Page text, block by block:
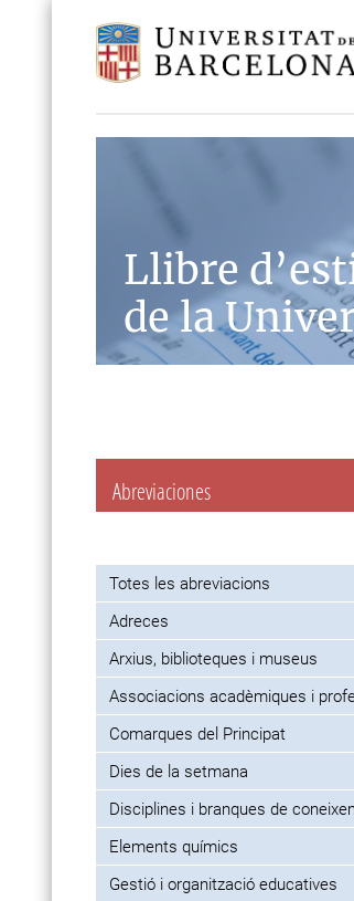
Llibre
de la
Abreviaciones
Totes les abreviacions
Adreces
Arxius, biblioteques i museus
Associacions acadèmiques i
Comarques del Principat
Dies de la setmana
Disciplines i branques de
Elements químics
Gestió i organització educatives